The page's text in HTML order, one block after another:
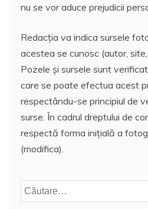
nu se vor aduce prejudicii
Redacția va indica sursele
acestea se cunosc (autor,
Pozele și sursele sunt
care se poate efectua acest
respectându-se principiul de
surse. În cadrul dreptului de
respectă forma inițială a
(modifica).
Caută
după: